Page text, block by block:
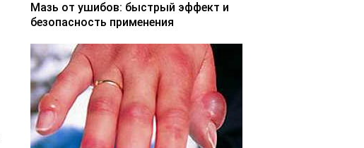
Мазь от ушибов: быстрый эффект и
безопасность применения